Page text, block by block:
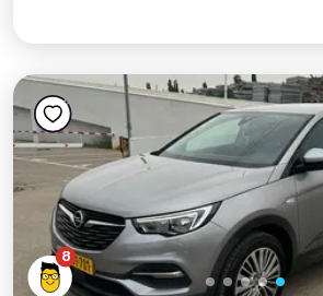
8